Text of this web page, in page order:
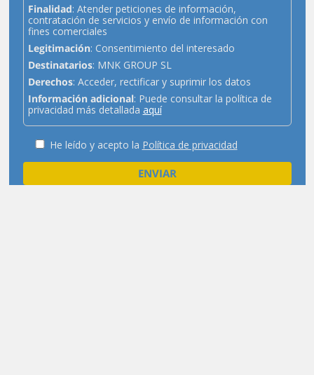
Finalidad: Atender peticiones de información,
contratación de servicios y envío de información con
fines comerciales
Legitimación: Consentimiento del interesado
Destinatarios: MNK GROUP SL
Derechos: Acceder, rectificar y suprimir los datos
Información adicional: Puede consultar la política de
privacidad más detallada aquí
He leído y acepto la Política de privacidad